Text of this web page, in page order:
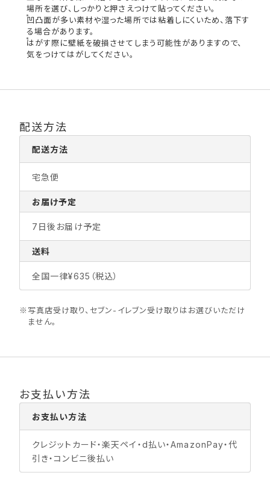
場所を選び、しっかりと押さえつけて貼ってください。
凹凸面が多い素材や湿った場所では粘着しにくいため、落下す
る場合があります。
はがす際に壁紙を破損させてしまう可能性がありますので、
気をつけてはがしてください。
配送方法
配送方法
宅急便
お届け予定
7日後お届け予定
送料
全国一律¥635（税込）
※ 写真店受け取り、セブン-イレブン受け取りはお選びいただけ
ません。
お支払い方法
お支払い方法
クレジットカード・楽天ペイ・d払い・AmazonPay・代
引き・コンビニ後払い